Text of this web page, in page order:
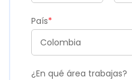
País*
¿En qué área trabajas?